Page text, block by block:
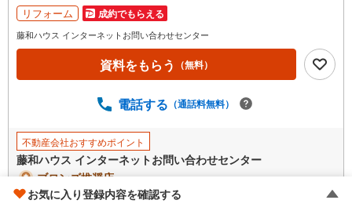
マ
イ
ペ
ジ
存
す
る
リフォーム 成約でもらえる
藤和ハウス インターネットお問い合わせセンター
資料をもらう （無料）
電話する （通話料無料）
不動産会社おすすめポイント
藤和ハウス インターネットお問い合わせセンター
ブロンズ推奨店
お気に入り登録内容を確認する